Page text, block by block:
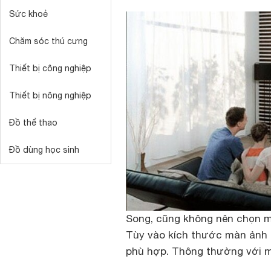
Sức khoẻ
Chăm sóc thú cưng
Thiết bị công nghiệp
Thiết bị nông nghiệp
Đồ thể thao
Đồ dùng học sinh
Song, cũng không nên chọn
Tùy vào kích thước màn ảnh
phù hợp. Thông thường với